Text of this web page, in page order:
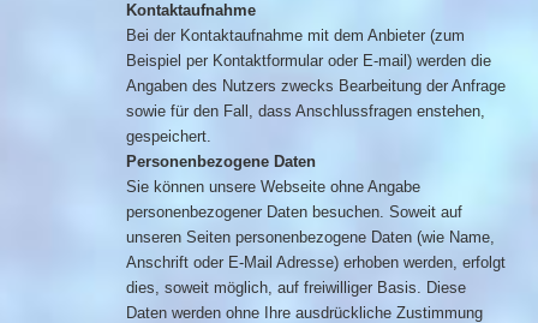
Kontaktaufnahme
Bei der Kontaktaufnahme mit dem Anbieter (zum
Beispiel per Kontaktformular oder E-mail) werden die
Angaben des Nutzers zwecks Bearbeitung der Anfrage
sowie für den Fall, dass Anschlussfragen enstehen,
gespeichert.
Personenbezogene Daten
Sie können unsere Webseite ohne Angabe
personenbezogener Daten besuchen. Soweit auf
unseren Seiten personenbezogene Daten (wie Name,
Anschrift oder E-Mail Adresse) erhoben werden, erfolgt
dies, soweit möglich, auf freiwilliger Basis. Diese
Daten werden ohne Ihre ausdrückliche Zustimmung